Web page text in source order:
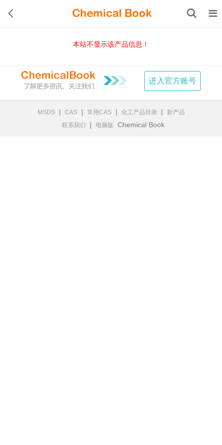
本站不显示该产品信息！
进入官方账号
MSDS | CAS | 常用CAS | 化工产品目录 |
新产品
联系我们
| 电脑版 Chemical Book